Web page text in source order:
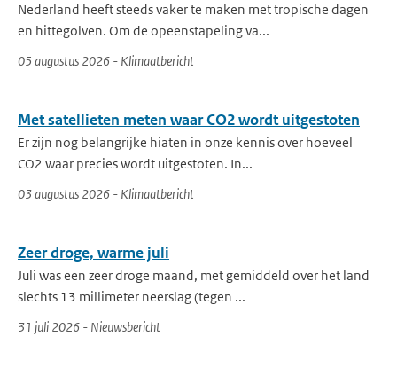
Nederland heeft steeds vaker te maken met tropische dagen
en hittegolven. Om de opeenstapeling va...
05 augustus 2026 - Klimaatbericht
Met satellieten meten waar CO2 wordt uitgestoten
Er zijn nog belangrijke hiaten in onze kennis over hoeveel
CO2 waar precies wordt uitgestoten. In...
03 augustus 2026 - Klimaatbericht
Zeer droge, warme juli
Juli was een zeer droge maand, met gemiddeld over het land
slechts 13 millimeter neerslag (tegen ...
31 juli 2026 - Nieuwsbericht